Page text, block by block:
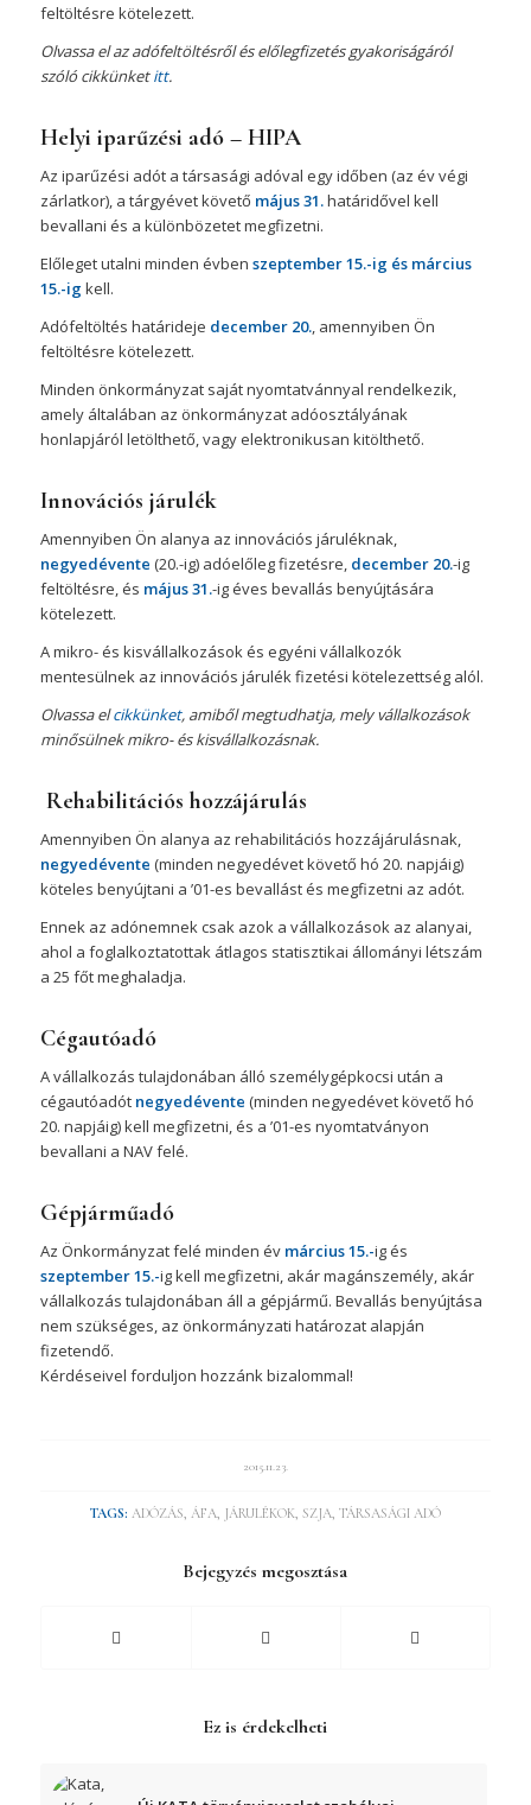
feltöltésre kötelezett.
Olvassa el az adófeltöltésről és előlegfizetés gyakoriságáról
szóló cikkünketitt.
Helyi iparűzési adó – HIPA
Az iparűzési adót a társasági adóval egy időben (az év végi
zárlatkor), a tárgyévet követő május 31.határidővel kell
bevallani és a különbözetet megfizetni.
Előleget utalni minden évben szeptember 15.-ig és március
15.-igkell.
Adófeltöltés határideje december 20., amennyiben Ön
feltöltésre kötelezett.
Minden önkormányzat saját nyomtatvánnyal rendelkezik,
amely általában az önkormányzat adóosztályának
honlapjáról letölthető, vagy elektronikusan kitölthető.
Innovációs járulék
Amennyiben Ön alanya az innovációs járuléknak,
negyedévente (20.-ig) adóelőleg fizetésre, december 20.-ig
feltöltésre, és május 31.-ig éves bevallás benyújtására
kötelezett.
A mikro- és kisvállalkozások és egyéni vállalkozók
mentesülnek az innovációs járulék fizetési kötelezettség alól.
Olvassa elcikkünket, amiből megtudhatja, mely vállalkozások
minősülnek mikro- és kisvállalkozásnak.
Rehabilitációs hozzájárulás
Amennyiben Ön alanya az rehabilitációs hozzájárulásnak,
negyedévente (minden negyedévet követő hó 20. napjáig)
köteles benyújtani a ’01-es bevallást és megfizetni az adót.
Ennek az adónemnek csak azok a vállalkozások az alanyai,
ahol a foglalkoztatottak átlagos statisztikai állományi létszám
a 25 főt meghaladja.
Cégautóadó
A vállalkozás tulajdonában álló személygépkocsi után a
cégautóadót negyedévente (minden negyedévet követő hó
20. napjáig) kell megfizetni, és a ’01-es nyomtatványon
bevallani a NAV felé.
Gépjárműadó
Az Önkormányzat felé minden év március 15.-ig és
szeptember 15.-ig kell megfizetni, akár magánszemély, akár
vállalkozás tulajdonában áll a gépjármű. Bevallás benyújtása
nem szükséges, az önkormányzati határozat alapján
fizetendő.
Kérdéseivel forduljon hozzánk bizalommal!
2015.11.23.
TAGS: ADÓZÁS, ÁFA, JÁRULÉKOK, SZJA, TÁRSASÁGI ADÓ
Bejegyzés megosztása
Ez is érdekelheti